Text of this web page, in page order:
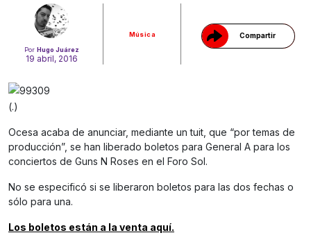
Por Hugo Juárez
19 abril, 2016
Música Compartir
(.)
Ocesa acaba de anunciar, mediante un tuit, que “por temas de
producción”, se han liberado boletos para General A para los
conciertos de Guns N Roses en el Foro Sol.
No se especificó si se liberaron boletos para las dos fechas o
sólo para una.
Los boletos están a la venta aquí.